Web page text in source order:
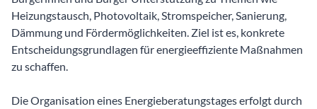
Heizungstausch, Photovoltaik, Stromspeicher, Sanierung,
Dämmung und Fördermöglichkeiten. Ziel ist es, konkrete
Entscheidungsgrundlagen für energieeffiziente Maßnahmen
zu schaffen.
Die Organisation eines Energieberatungstages erfolgt durch